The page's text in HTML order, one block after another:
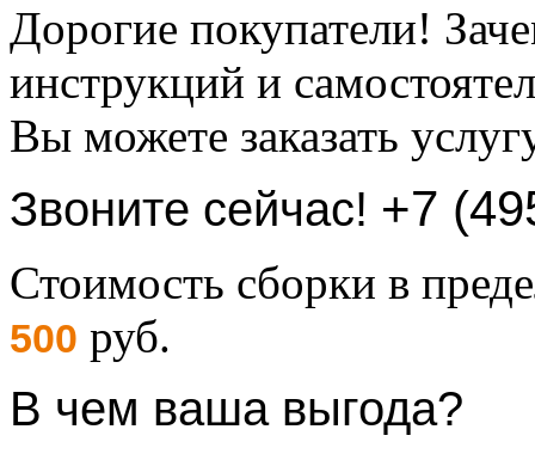
Дорогие покупатели!
инструкций и
Вы можете заказать
Звоните сейчас! +7
Стоимость сборки в
500 руб.
В чем ваша выгода?